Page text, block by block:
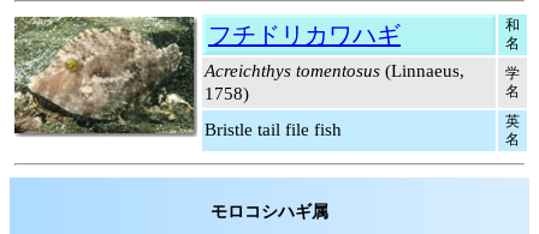
フチドリカワハギ
和
名
Acreichthys tomentosus (Linnaeus,
1758)
学
名
Bristle tail file fish
英
名
モロコシハギ属